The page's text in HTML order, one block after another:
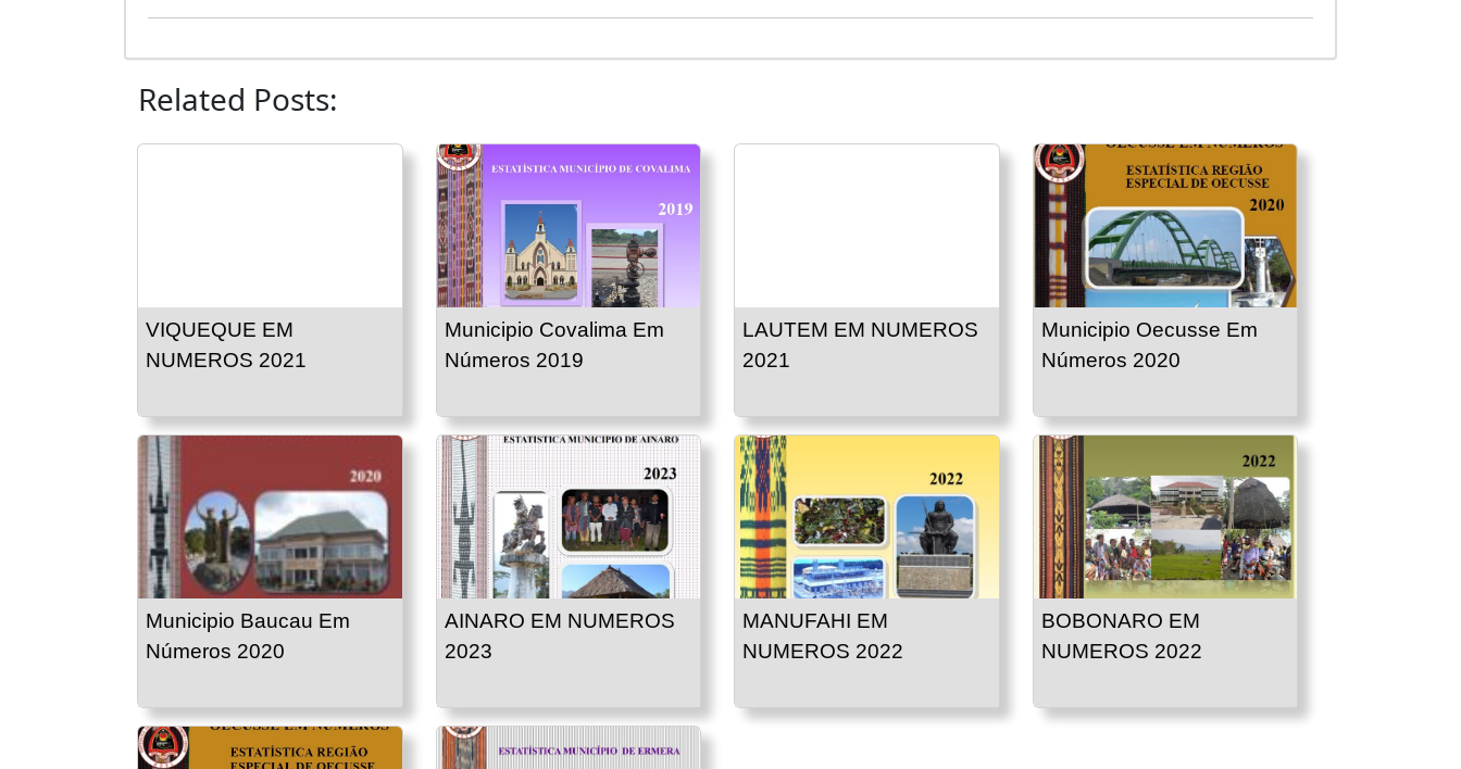
Related Posts:
VIQUEQUE EM
NUMEROS 2021
Municipio Covalima Em
Números 2019
LAUTEM EM NUMEROS
2021
Municipio Oecusse Em
Números 2020
Municipio Baucau Em
Números 2020
AINARO EM NUMEROS
2023
MANUFAHI EM
NUMEROS 2022
BOBONARO EM
NUMEROS 2022